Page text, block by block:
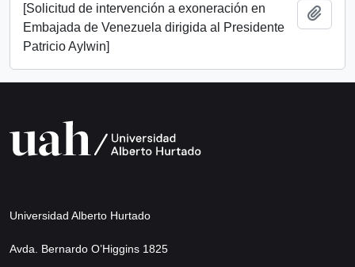
[Solicitud de intervención a exoneración en
Embajada de Venezuela dirigida al Presidente
Patricio Aylwin]
Universidad Alberto Hurtado
Avda. Bernardo O’Higgins 1825